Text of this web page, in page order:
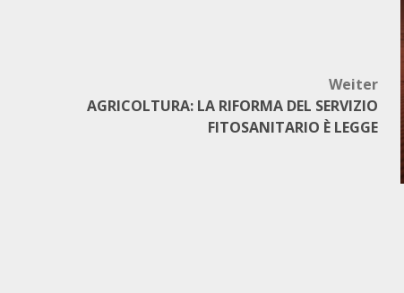
Weiter
AGRICOLTURA: LA RIFORMA DEL SERVIZIO
FITOSANITARIO È LEGGE